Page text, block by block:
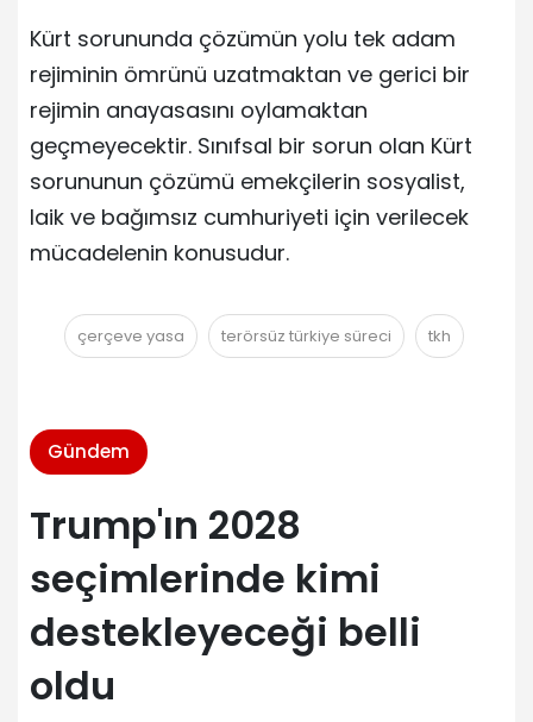
Kürt sorununda çözümün yolu tek adam
rejiminin ömrünü uzatmaktan ve gerici bir
rejimin anayasasını oylamaktan
geçmeyecektir. Sınıfsal bir sorun olan Kürt
sorununun çözümü emekçilerin sosyalist,
laik ve bağımsız cumhuriyeti için verilecek
mücadelenin konusudur.
çerçeve yasa terörsüz türkiye süreci tkh
Gündem
Trump'ın 2028
seçimlerinde kimi
destekleyeceği belli
oldu